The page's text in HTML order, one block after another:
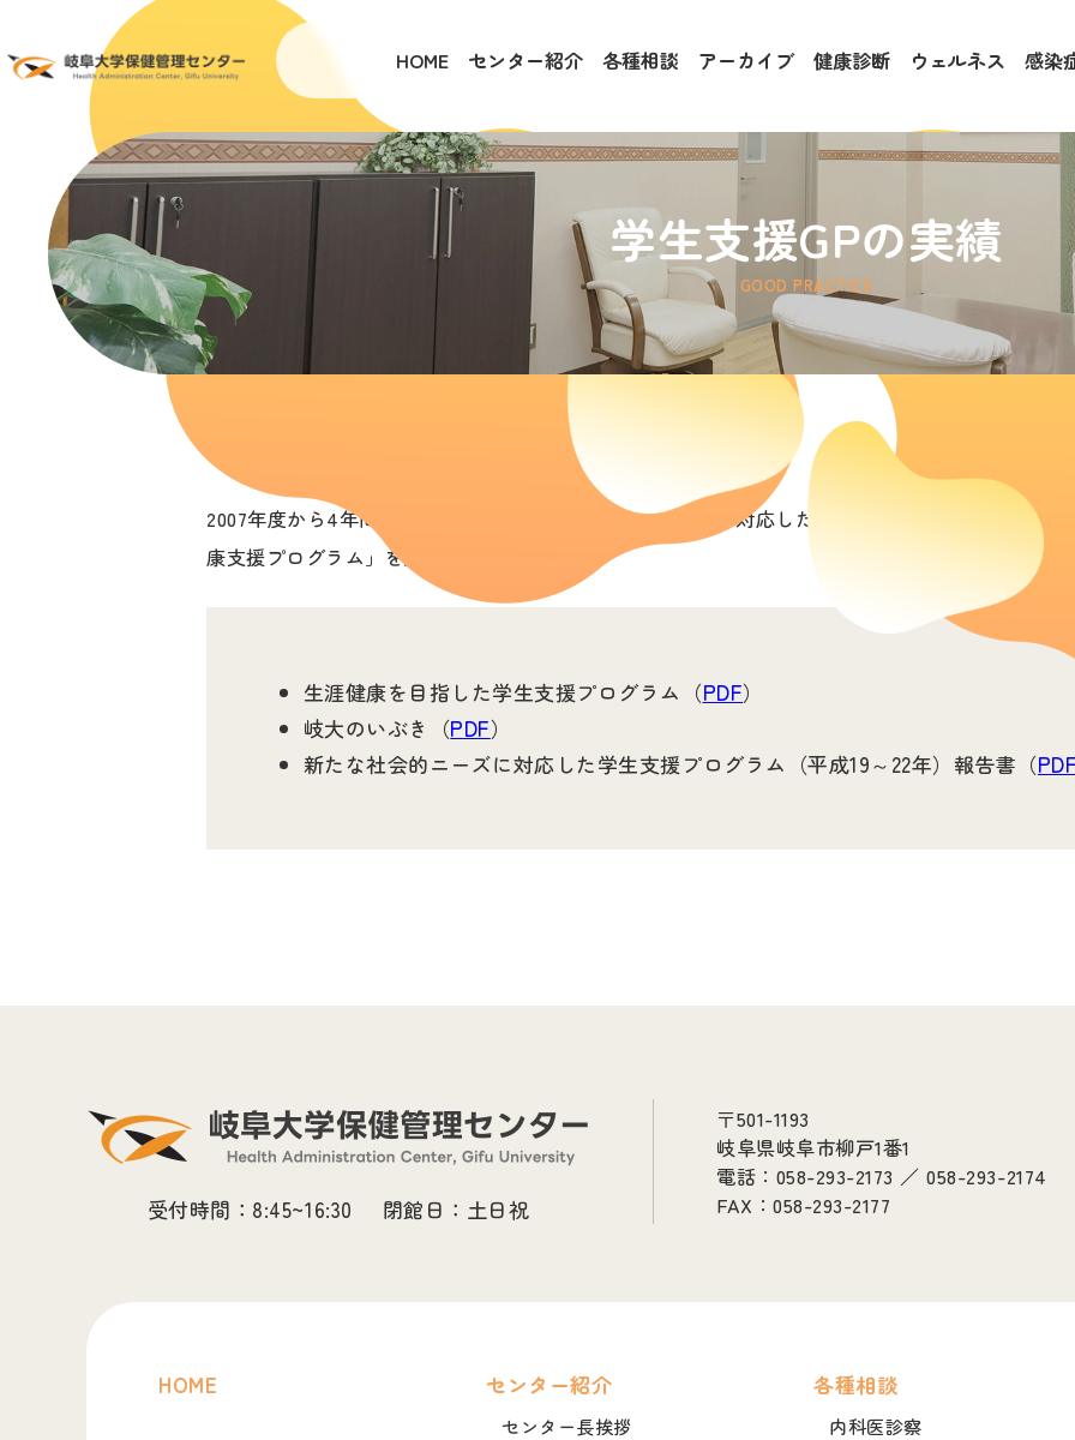
HOME センター紹介 各種相談 アーカイブ 健康診断 ウェルネス 感染
学生支援GPの実績
GOOD PRACTICE
2007年度から4年間、文部科学省の「新たな社会的ニーズに対応した学生支援プログラム」に採
康支援プログラム」を展開しました。
生涯健康を目指した学生支援プログラム（PDF）
岐大のいぶき（PDF）
新たな社会的ニーズに対応した学生支援プログラム（平成19～22年）報告書（
受付時間：8:45~16:30 閉館日：土日祝
〒501-1193
岐阜県岐阜市柳戸1番1
電話：058-293-2173 ／ 058-293-2174
FAX：058-293-2177
HOME センター紹介
センター長挨拶
各種相談
内科医診察